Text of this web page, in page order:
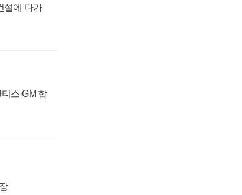
설에 다가
스·GM 합